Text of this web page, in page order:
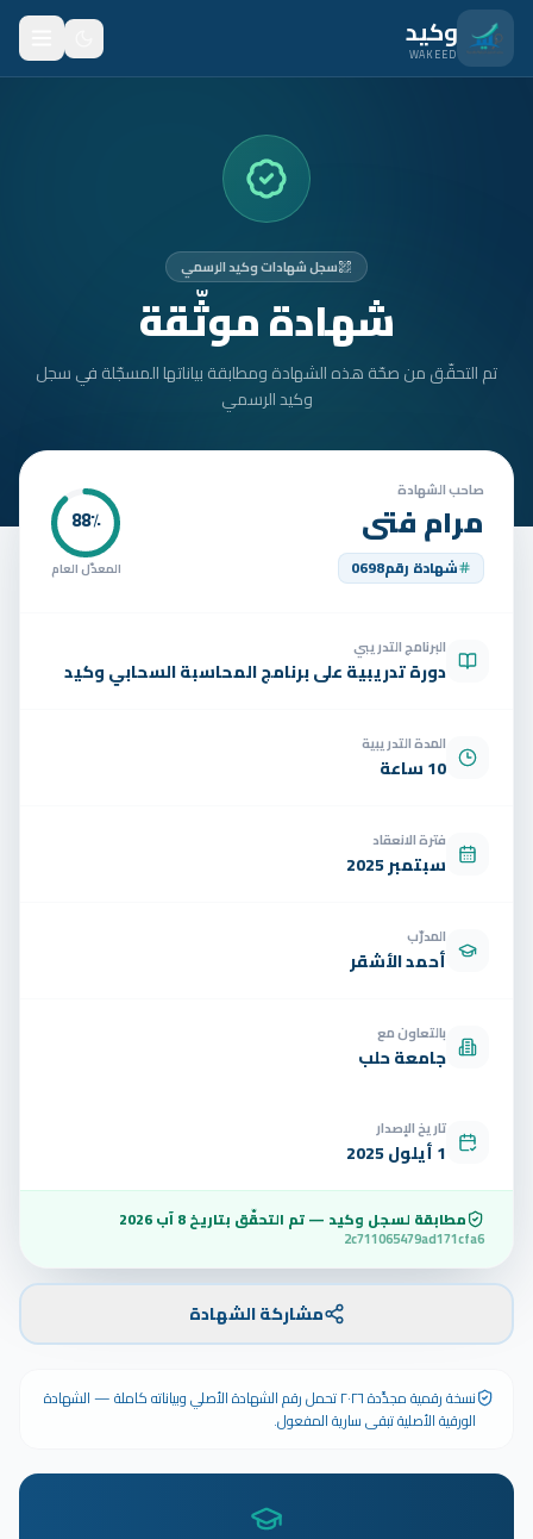
انتقل للمحتوى الرئيسي
وكيد
WAKEED
المتدربون
الأمان
تواصل
الوظائف
سجل شهادات وكيد الرسمي
شهادة موثّقة
تم التحقّق من صحّة هذه الشهادة ومطابقة بياناتها المسجّلة في سجل
وكيد الرسمي
صاحب الشهادة
مرام فتى
شهادة رقم0698
88٪
المعدّل العام
البرنامج التدريبي
دورة تدريبية على برنامج المحاسبة السحابي وكيد
المدة التدريبية
10 ساعة
فترة الانعقاد
سبتمبر 2025
المدرّب
أحمد الأشقر
بالتعاون مع
جامعة حلب
تاريخ الإصدار
1 أيلول 2025
مطابقة لسجل وكيد — تم التحقّق بتاريخ8 آب 2026
2c711065479ad171cfa6
مشاركة الشهادة
نسخة رقمية مجدَّدة ٢٠٢٦ تحمل رقم الشهادة الأصلي وبياناته كاملة — الشهادة
الورقية الأصلية تبقى سارية المفعول.